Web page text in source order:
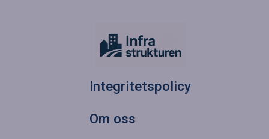
Integritetspolicy
Om oss